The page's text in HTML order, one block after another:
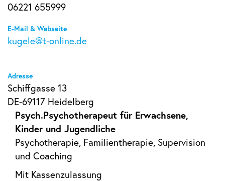
06221 655999
E-Mail & Webseite
kugele@t-online.de
Adresse
Schiffgasse 13
DE-69117 Heidelberg
Psych.Psychotherapeut für Erwachsene,
Kinder und Jugendliche
Psychotherapie, Familientherapie, Supervision
und Coaching
Mit Kassenzulassung